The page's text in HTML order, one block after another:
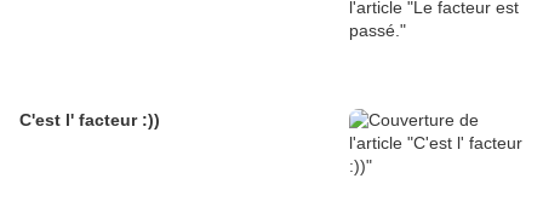
C'est l' facteur :))